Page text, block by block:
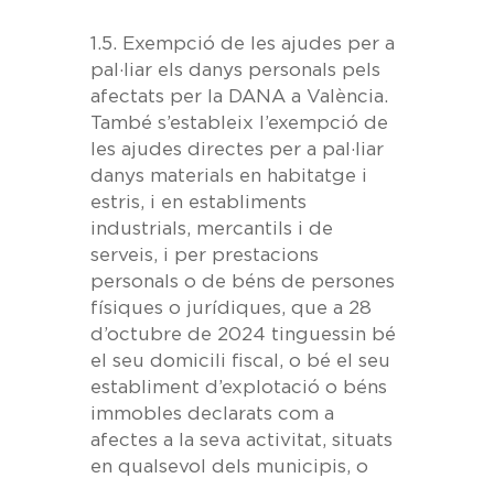
1.5. Exempció de les ajudes per a
pal·liar els danys personals pels
afectats per la DANA a València.
També s’estableix l’exempció de
les ajudes directes per a pal·liar
danys materials en habitatge i
estris, i en establiments
industrials, mercantils i de
serveis, i per prestacions
personals o de béns de persones
físiques o jurídiques, que a 28
d’octubre de 2024 tinguessin bé
el seu domicili fiscal, o bé el seu
establiment d’explotació o béns
immobles declarats com a
afectes a la seva activitat, situats
en qualsevol dels municipis, o